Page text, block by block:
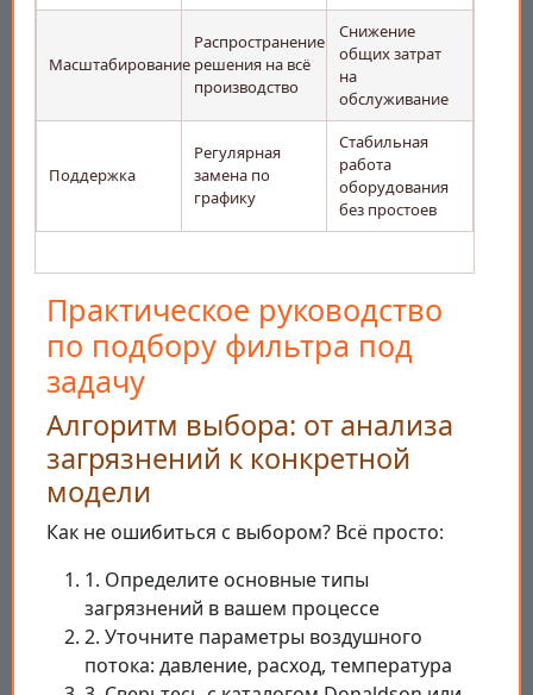
Масштабирование
Распространение
решения на всё
производство
Снижение
общих затрат
на
обслуживание
Поддержка
Регулярная
замена по
графику
Стабильная
работа
оборудования
без простоев
Практическое руководство
по подбору фильтра под
задачу
Алгоритм выбора: от анализа
загрязнений к конкретной
модели
Как не ошибиться с выбором? Всё просто:
1. Определите основные типы
загрязнений в вашем процессе
2. Уточните параметры воздушного
потока: давление, расход, температура